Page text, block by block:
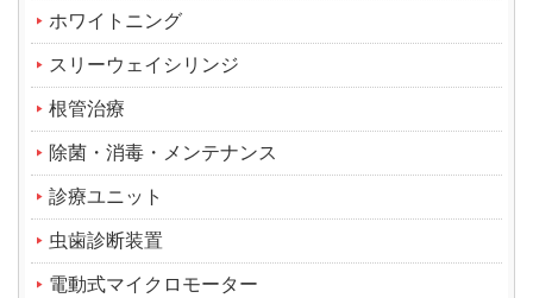
ホワイトニング
スリーウェイシリンジ
根管治療
除菌・消毒・メンテナンス
診療ユニット
虫歯診断装置
電動式マイクロモーター